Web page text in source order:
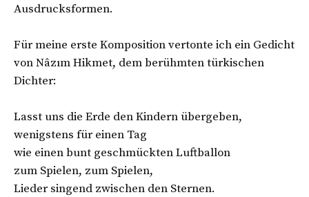
Ausdrucksformen.
Für meine erste Komposition vertonte ich ein Gedicht
von Nâzım Hikmet, dem berühmten türkischen
Dichter:
Lasst uns die Erde den Kindern übergeben,
wenigstens für einen Tag
wie einen bunt geschmückten Luftballon
zum Spielen, zum Spielen,
Lieder singend zwischen den Sternen.